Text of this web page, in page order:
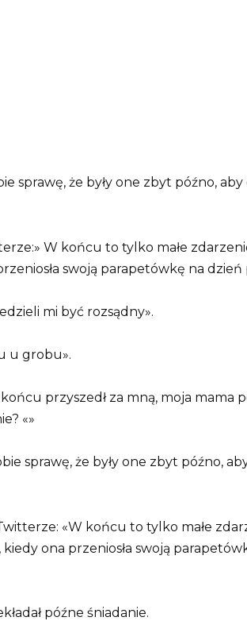
sprawę, że były one zbyt późno,
W końcu to tylko małe
swoją parapetówkę na
mi być rozsądny».
u grobu».
przyszedł za mną, moja mama
«»
sprawę, że były one zbyt późno,
«W końcu to tylko małe
ona przeniosła swoją
późne śniadanie.